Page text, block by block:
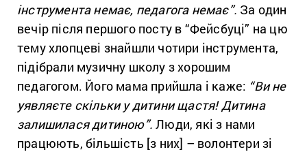
інструмента немає, педагога немає”. За один
вечір після першого посту в “Фейсбуці” на цю
тему хлопцеві знайшли чотири інструмента,
підібрали музичну школу з хорошим
педагогом. Його мама прийшла і каже: “Ви не
уявляєте скільки у дитини щастя! Дитина
залишилася дитиною”. Люди, які з нами
працюють, більшість [з них] – волонтери зі